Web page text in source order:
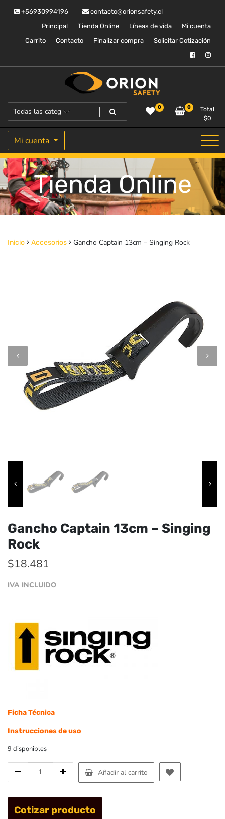
+56930994196
contacto@orionsafety.cl
Principal
Tienda Online Líneas de vida
Mi cuenta
Carrito
Contacto Finalizar compra Solicitar Cotización
Orion Safety
Equipos de proteccion personal 0 0
Total
$0
Mi cuenta
Tienda Online
Inicio Accesorios Gancho Captain 13cm – Singing Rock
Gancho Captain 13cm – Singing
Rock
$18.481
IVA INCLUIDO
Ficha Técnica
Instrucciones de uso
9 disponibles
Captain
13cm
Añadir al carrito
Cotizar producto